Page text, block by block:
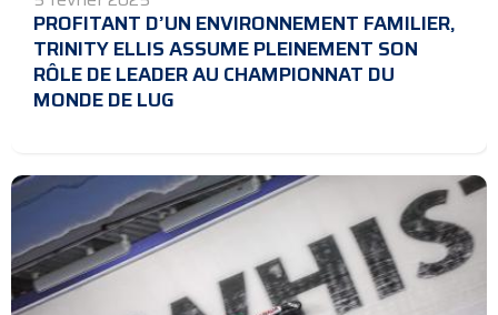
PROFITANT D’UN ENVIRONNEMENT FAMILIER,
TRINITY ELLIS ASSUME PLEINEMENT SON
RÔLE DE LEADER AU CHAMPIONNAT DU
MONDE DE LUG